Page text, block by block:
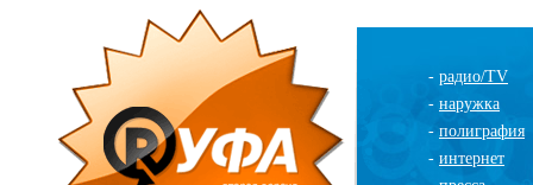
- радио/TV
- наружка
- полиграфия
- интернет